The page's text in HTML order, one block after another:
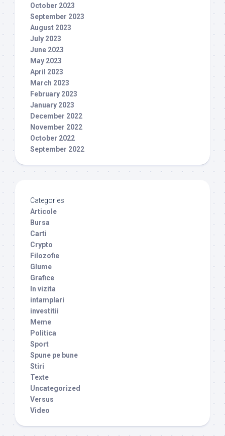
October 2023
September 2023
August 2023
July 2023
June 2023
May 2023
April 2023
March 2023
February 2023
January 2023
December 2022
November 2022
October 2022
September 2022
Categories
Articole
Bursa
Carti
Crypto
Filozofie
Glume
Grafice
In vizita
intamplari
investitii
Meme
Politica
Sport
Spune pe bune
Stiri
Texte
Uncategorized
Versus
Video